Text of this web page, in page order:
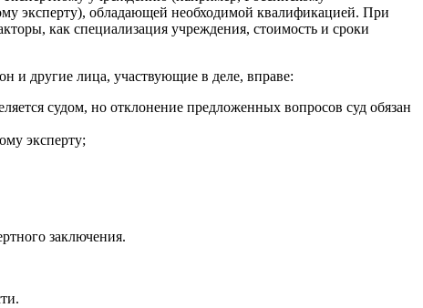
эксперту), обладающей необходимой квалификацией. При
как специализация учреждения, стоимость и сроки
и другие лица, участвующие в деле, вправе:
судом, но отклонение предложенных вопросов суд обязан
эксперту;
заключения.